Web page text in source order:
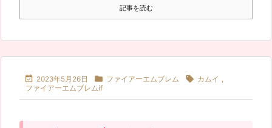
記事を読む
 2023年5月26日  ファイアーエムブレム  カムイ ,
ファイアーエムブレムif